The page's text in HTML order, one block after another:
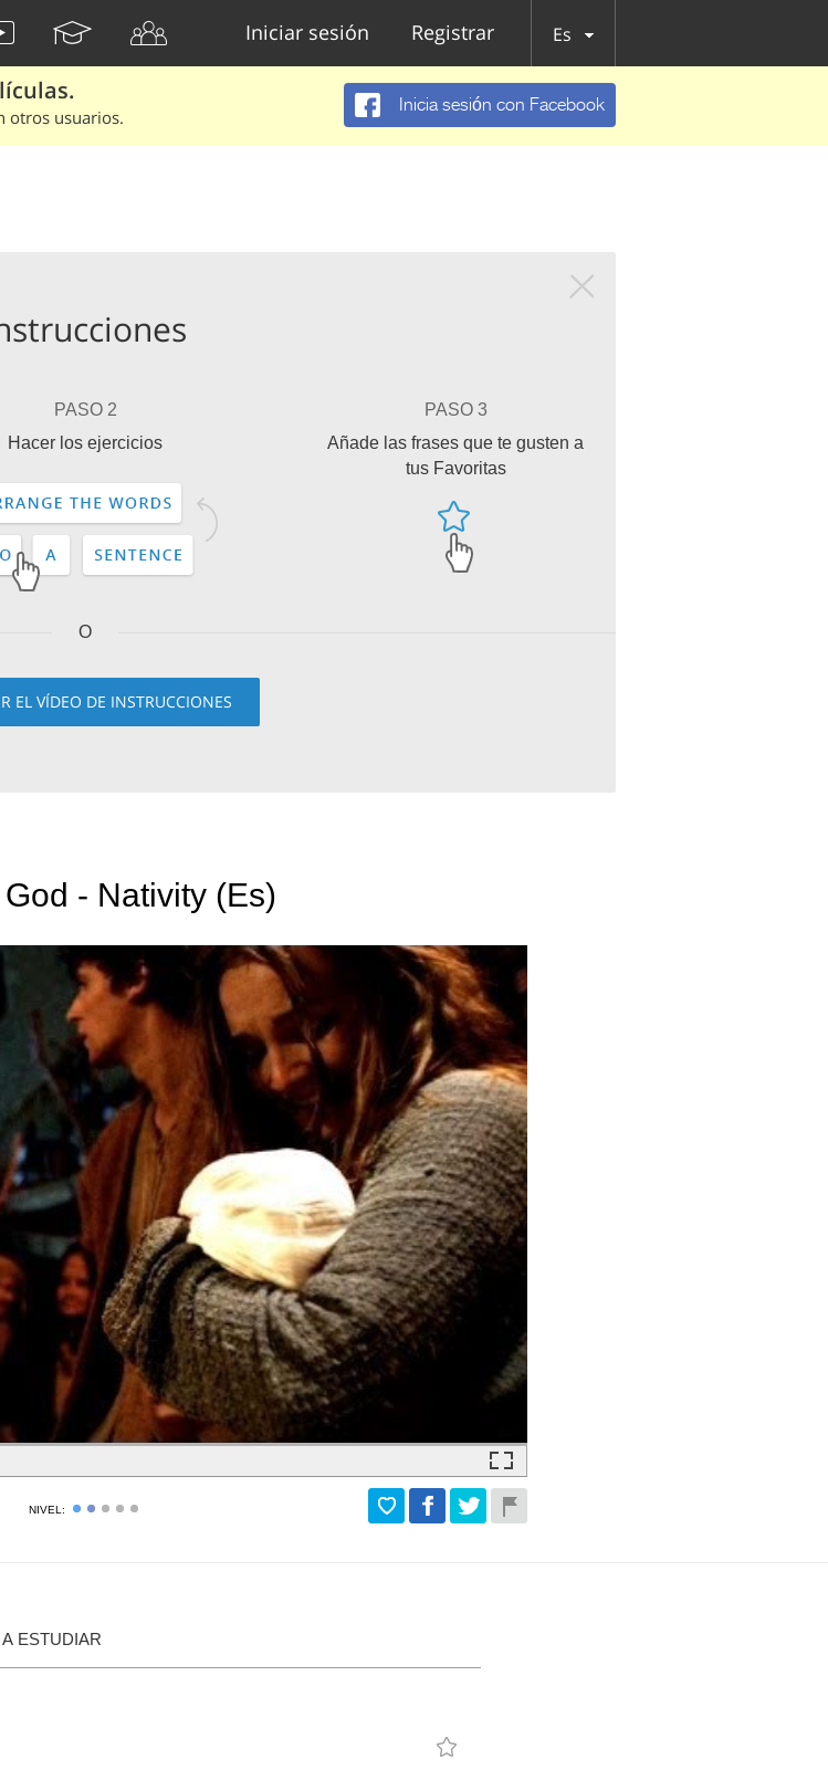
Iniciar sesión Registrar Es
otros usuarios.
Inicia sesión con Facebook
PASO 2
Hacer los ejercicios
PASO 3
Añade las frases que te gusten a
tus Favoritas
O
EL VÍDEO DE INSTRUCCIONES
Son Of God - Nativity (Es)
NIVEL:
ESTUDIAR